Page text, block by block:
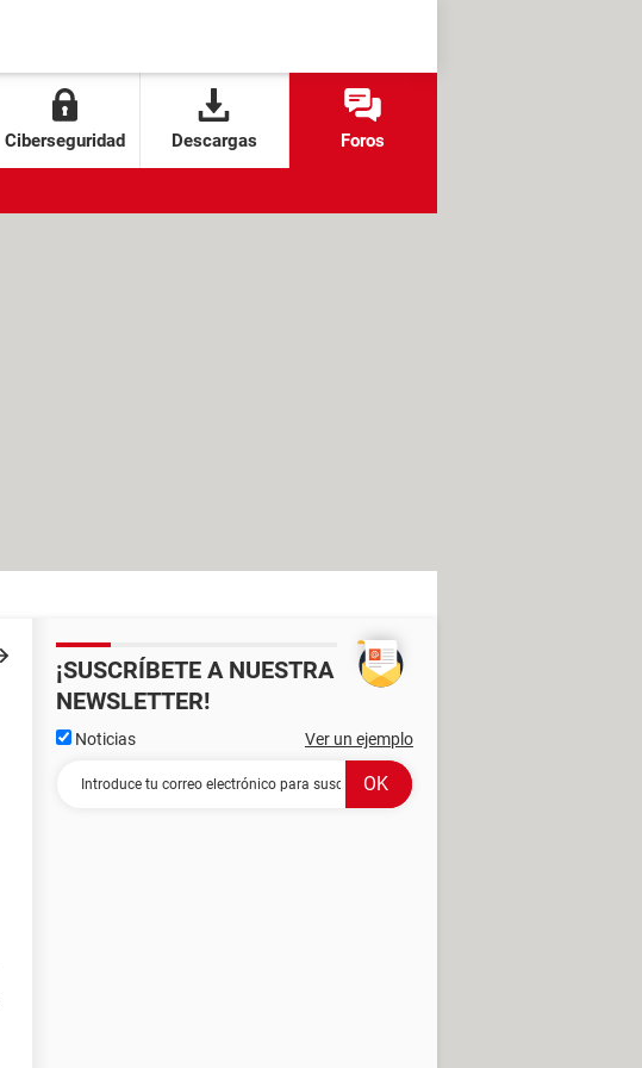
Ciberseguridad Descargas Foros
¡SUSCRÍBETE A NUESTRA
NEWSLETTER!
Noticias Ver un ejemplo